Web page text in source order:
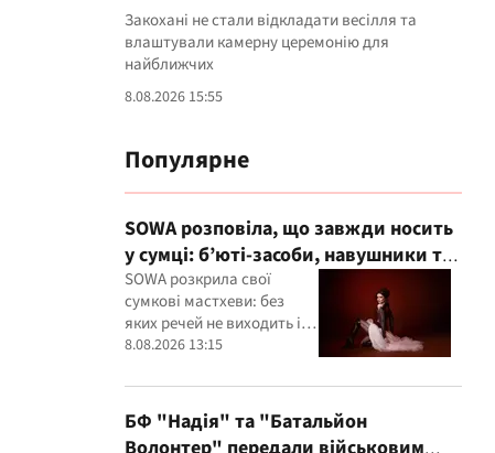
Закохані не стали відкладати весілля та
влаштували камерну церемонію для
найближчих
8.08.2026 15:55
Популярне
SOWA розповіла, що завжди носить
у сумці: б’юті-засоби, навушники та
флешки з музикою
SOWA розкрила свої
сумкові мастхеви: без
яких речей не виходить із
дому
8.08.2026 13:15
БФ "Надія" та "Батальйон